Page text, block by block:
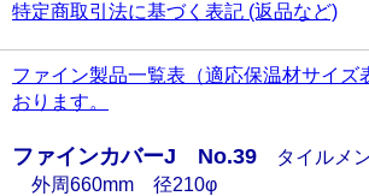
特定商取引法に基づく表記 (返品など)
ファイン製品一覧表（適応保温材サイズ
おります。
ファインカバーJ No.39 タイルメ
外周660mm 径210φ